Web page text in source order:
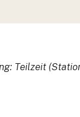
Teilzeit